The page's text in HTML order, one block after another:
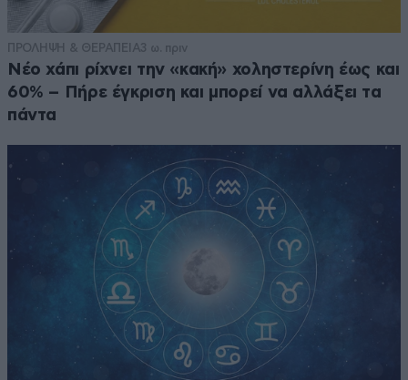
ΠΡΟΛΗΨΗ & ΘΕΡΑΠΕΙΑ3 ω. πριν
Νέο χάπι ρίχνει την «κακή» χοληστερίνη έως και
60% – Πήρε έγκριση και μπορεί να αλλάξει τα
πάντα